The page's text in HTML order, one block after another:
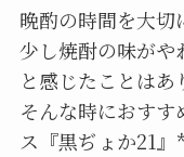
晩酌の時間を大切
少し焼酎の味がや
と感じたことはあ
そんな時におす
ス『黒ぢょか21』